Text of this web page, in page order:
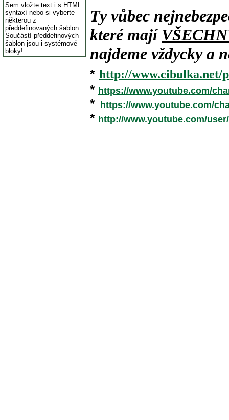
Sem vložte text i s HTML
syntaxí nebo si vyberte
některou z
předdefinovaných šablon.
Součástí předdefinových
šablon jsou i systémové
bloky!
Ty vůbec
které mají
najdeme vždycky a
* http://www.cibulka.net/
* https://www.youtube.com/
* https://www.youtube.com/
* http://www.youtube.com/